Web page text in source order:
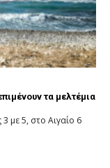
τα μελτέμια
με 5, στο Αιγαίο 6